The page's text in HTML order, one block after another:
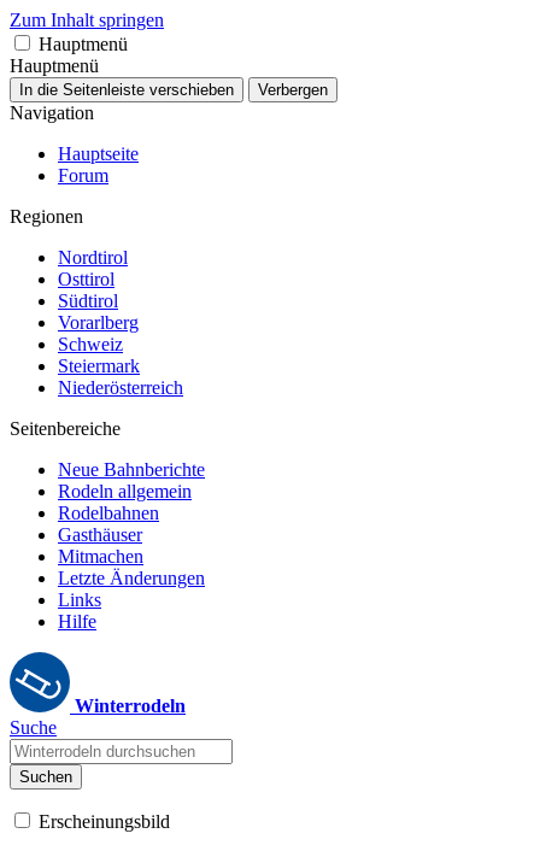
Zum Inhalt springen
Hauptmenü
Hauptmenü
In die Seitenleiste verschieben Verbergen
Navigation
Hauptseite
Forum
Regionen
Nordtirol
Osttirol
Südtirol
Vorarlberg
Schweiz
Steiermark
Niederösterreich
Seitenbereiche
Neue Bahnberichte
Rodeln allgemein
Rodelbahnen
Gasthäuser
Mitmachen
Letzte Änderungen
Links
Hilfe
Winterrodeln
Suche
Suchen
Erscheinungsbild